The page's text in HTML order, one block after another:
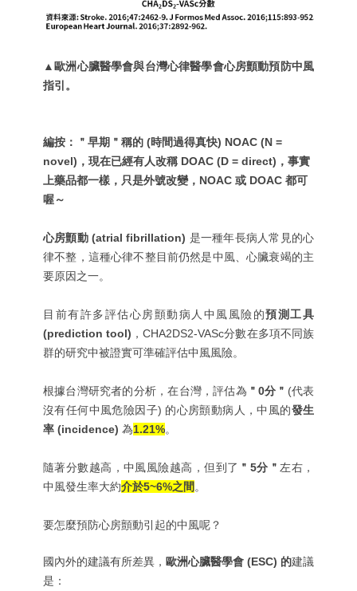
▲歐洲心臟醫學會與台灣心律醫學會心房顫動預防中風
指引。
編按：＂早期＂稱的 (時間過得真快) NOAC (N =
novel)，現在已經有人改稱 DOAC (D = direct)，事實
上藥品都一樣，只是外號改變，NOAC 或 DOAC 都可
喔～
心房顫動 (atrial fibrillation) 是一種年長病人常見的心
律不整，這種心律不整目前仍然是中風、心臟衰竭的主
要原因之一。
目前有許多評估心房顫動病人中風風險的預測工具
(prediction tool) ，CHA2DS2-VASc分數在多項不同族
群的研究中被證實可準確評估中風風險。
根據台灣研究者的分析，在台灣，評估為 ＂0分＂ (代表
沒有任何中風危險因子) 的心房顫動病人，中風的發生
率 (incidence) 為1.21%。
隨著分數越高，中風風險越高，但到了 ＂5分＂ 左右，
中風發生率大約介於5~6%之間 。
要怎麼預防心房顫動引起的中風呢？
國內外的建議有所差異， 歐洲心臟醫學會 (ESC) 的建議
是：